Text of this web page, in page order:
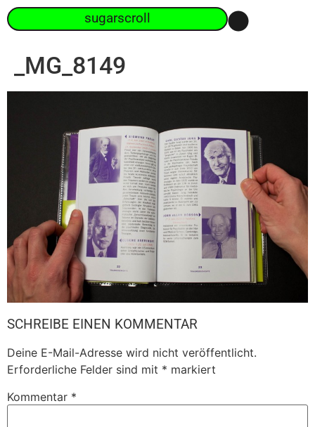
sugarscroll
_MG_8149
SCHREIBE EINEN KOMMENTAR
Deine E-Mail-Adresse wird nicht veröffentlicht.
Erforderliche Felder sind mit * markiert
Kommentar *